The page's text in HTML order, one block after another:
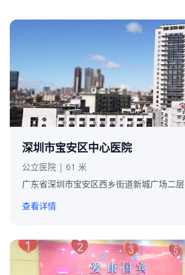
深圳市宝安区中心医院
公立医院 | 61 米
广东省深圳市宝安区西乡街道新城广场二层
查看详情